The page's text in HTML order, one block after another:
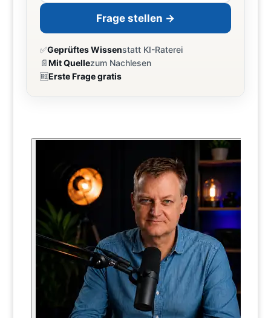
Frage stellen →
✅Geprüftes Wissenstatt KI-Raterei
📄Mit Quellezum Nachlesen
🆓Erste Frage gratis